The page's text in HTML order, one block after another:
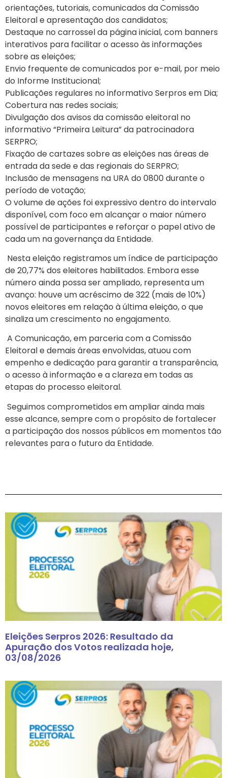
orientações, tutoriais, comunicados da Comissão
Eleitoral e apresentação dos candidatos;
Destaque no carrossel da página inicial, com banners
interativos para facilitar o acesso às informações
sobre as eleições;
Envio frequente de comunicados por e-mail, por meio
do Informe Institucional;
Publicações regulares no informativo Serpros em Dia;
Cobertura nas redes sociais;
Divulgação dos avisos da comissão eleitoral no
informativo “Primeira Leitura” da patrocinadora
SERPRO;
Fixação de cartazes sobre as eleições nas áreas de
entrada da sede e das regionais do SERPRO;
Inclusão de mensagens na URA do 0800 durante o
período de votação;
O volume de ações foi expressivo dentro do intervalo
disponível, com foco em alcançar o maior número
possível de participantes e reforçar o papel ativo de
cada um na governança da Entidade.
Nesta eleição registramos um índice de participação
de 20,77% dos eleitores habilitados. Embora esse
número ainda possa ser ampliado, representa um
avanço: houve um acréscimo de 322 (mais de 10%)
novos eleitores em relação à última eleição, o que
sinaliza um crescimento no engajamento.
A Comunicação, em parceria com a Comissão
Eleitoral e demais áreas envolvidas, atuou com
empenho e dedicação para garantir a transparência,
o acesso à informação e a clareza em todas as
etapas do processo eleitoral.
Seguimos comprometidos em ampliar ainda mais
esse alcance, sempre com o propósito de fortalecer
a participação dos nossos públicos em momentos tão
relevantes para o futuro da Entidade.
Eleições Serpros 2026: Resultado da
Apuração dos Votos realizada hoje,
03/08/2026